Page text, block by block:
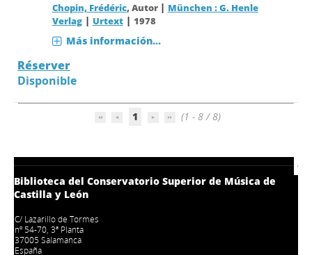
Chopin, Frédéric, Autor | München : G. Henle
Verlag| Urtext| 1978
Más información...
Réserver
Disponible
1 (1 - 8 / 8)
Biblioteca del Conservatorio Superior de Música de
Castilla y León
C/ Lazarillo de Tormes
nº 54-70, 3ª Planta
37005 Salamanca
España